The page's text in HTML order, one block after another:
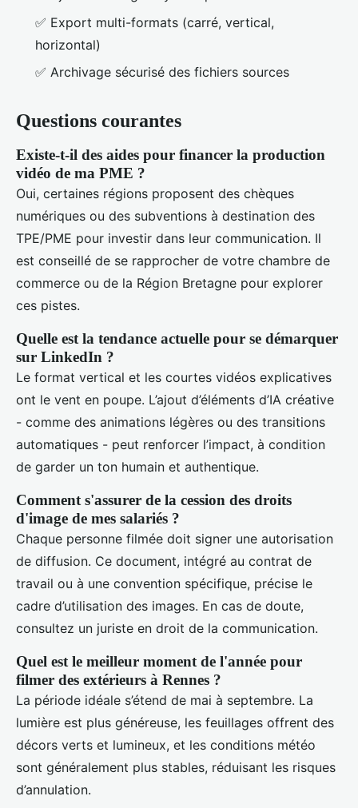
✅ Export multi-formats (carré, vertical,
horizontal)
✅ Archivage sécurisé des fichiers sources
Questions courantes
Existe-t-il des aides pour financer la production
vidéo de ma PME ?
Oui, certaines régions proposent des chèques
numériques ou des subventions à destination des
TPE/PME pour investir dans leur communication. Il
est conseillé de se rapprocher de votre chambre de
commerce ou de la Région Bretagne pour explorer
ces pistes.
Quelle est la tendance actuelle pour se démarquer
sur LinkedIn ?
Le format vertical et les courtes vidéos explicatives
ont le vent en poupe. L’ajout d’éléments d’IA créative
- comme des animations légères ou des transitions
automatiques - peut renforcer l’impact, à condition
de garder un ton humain et authentique.
Comment s'assurer de la cession des droits
d'image de mes salariés ?
Chaque personne filmée doit signer une autorisation
de diffusion. Ce document, intégré au contrat de
travail ou à une convention spécifique, précise le
cadre d’utilisation des images. En cas de doute,
consultez un juriste en droit de la communication.
Quel est le meilleur moment de l'année pour
filmer des extérieurs à Rennes ?
La période idéale s’étend de mai à septembre. La
lumière est plus généreuse, les feuillages offrent des
décors verts et lumineux, et les conditions météo
sont généralement plus stables, réduisant les risques
d’annulation.